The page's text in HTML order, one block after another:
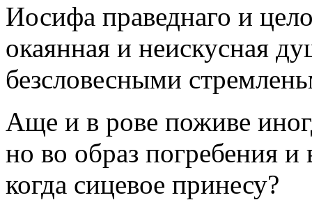
Иосифа праведнаго и
окаянная и неискусная
безсловесными
Аще и в рове поживе
но во образ погребения и
когда сицевое принесу?